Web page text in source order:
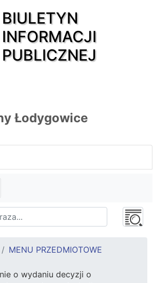
BIULETYN
INFORMACJI
PUBLICZNEJ
Łodygowice
MENU PRZEDMIOTOWE
o wydaniu decyzji o